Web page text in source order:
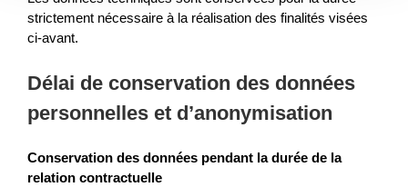
strictement nécessaire à la réalisation des finalités visées
ci-avant.
Délai de conservation des données
personnelles et d’anonymisation
Conservation des données pendant la durée de la
relation contractuelle